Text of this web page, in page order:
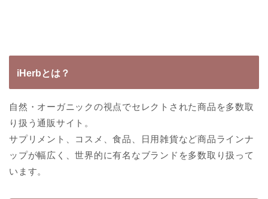
iHerbとは？
自然・オーガニックの視点でセレクトされた商品を多数取
り扱う通販サイト。
サプリメント、コスメ、食品、日用雑貨など商品ラインナ
ップが幅広く、世界的に有名なブランドを多数取り扱って
います。